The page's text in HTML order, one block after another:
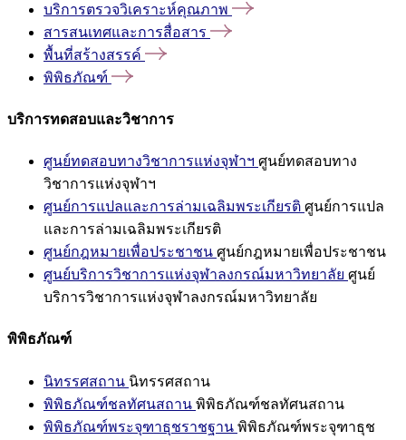
บริการตรวจวิเคราะห์คุณภาพ
สารสนเทศและการสื่อสาร
พื้นที่สร้างสรรค์
พิพิธภัณฑ์
บริการทดสอบและวิชาการ
ศูนย์ทดสอบทางวิชาการแห่งจุฬาฯ ศูนย์ทดสอบทาง
วิชาการแห่งจุฬาฯ
ศูนย์การแปลและการล่ามเฉลิมพระเกียรติ ศูนย์การแปล
และการล่ามเฉลิมพระเกียรติ
ศูนย์กฎหมายเพื่อประชาชน ศูนย์กฎหมายเพื่อประชาชน
ศูนย์บริการวิชาการแห่งจุฬาลงกรณ์มหาวิทยาลัย ศูนย์
บริการวิชาการแห่งจุฬาลงกรณ์มหาวิทยาลัย
พิพิธภัณฑ์
นิทรรศสถาน นิทรรศสถาน
พิพิธภัณฑ์ชลทัศนสถาน พิพิธภัณฑ์ชลทัศนสถาน
พิพิธภัณฑ์พระจุฑาธุชราชฐาน พิพิธภัณฑ์พระจุฑาธุช